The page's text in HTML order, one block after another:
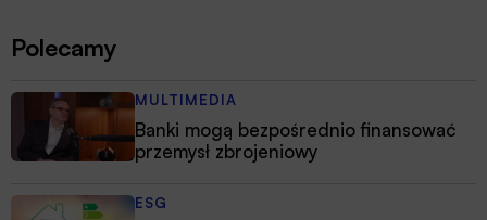
Polecamy
MULTIMEDIA
Banki mogą bezpośrednio finansować
przemysł zbrojeniowy
ESG